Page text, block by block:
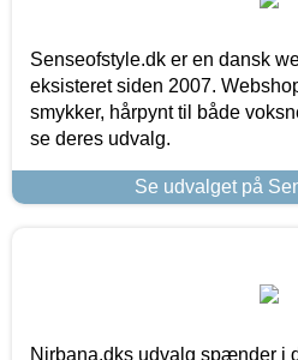
Senseofstyle.dk er en dansk
eksisteret siden 2007.
smykker, hårpynt til både
se deres udvalg.
Se udvalget på
Nirbana.dks udvalg spænder i